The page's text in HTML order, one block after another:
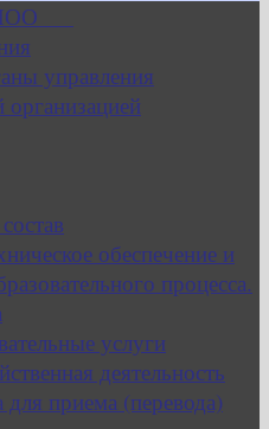
управления
организацией
обеспечение и
процесса.
услуги
деятельность
для приема (перевода)